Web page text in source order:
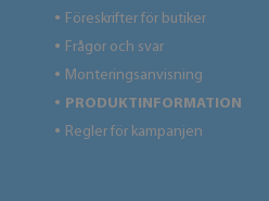
● Föreskrifter för butiker
● Frågor och svar
● Monteringsanvisning
● PRODUKTINFORMATION
● Regler för kampanjen